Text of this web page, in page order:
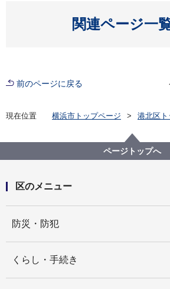
関連ページ一
開く
前のページに戻る
現在位置 横浜市トップページ
港北区ト
第25回 港北区ペタンク大会を開
ページトップへ
区のメニュー
防災・防犯
くらし・手続き